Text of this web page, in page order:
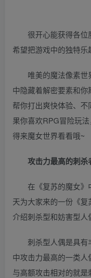
很开心能获得各位
希望把游戏中的独特乐
唯美的魔法像素
中隐藏着解密要素和
帮你打出爽快体验、
果你喜欢RPG冒险玩
得来魔女世界看看哦~
攻击力最高的刺
在《复苏的魔女
天为大家来的一份《
介绍刺杀型和妨害型人
刺杀型人偶是具
中攻击力最高的一类
与高额攻击相对的就